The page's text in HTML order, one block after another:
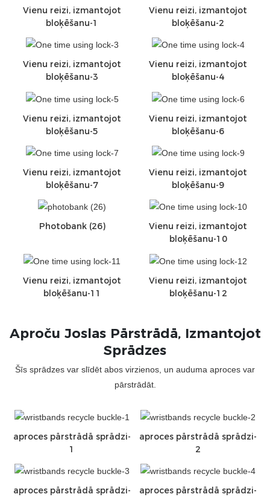
Vienu reizi, izmantojot
bloķēšanu-1
Vienu reizi, izmantojot
bloķēšanu-2
Vienu reizi, izmantojot
bloķēšanu-3
Vienu reizi, izmantojot
bloķēšanu-4
Vienu reizi, izmantojot
bloķēšanu-5
Vienu reizi, izmantojot
bloķēšanu-6
Vienu reizi, izmantojot
bloķēšanu-7
Vienu reizi, izmantojot
bloķēšanu-9
Photobank (26)
Vienu reizi, izmantojot
bloķēšanu-10
Vienu reizi, izmantojot
bloķēšanu-11
Vienu reizi, izmantojot
bloķēšanu-12
Aproču Joslas Pārstrādā, Izmantojot
Sprādzes
Šīs sprādzes var slīdēt abos virzienos, un auduma aproces var
pārstrādāt.
aproces pārstrādā sprādzi-
1
aproces pārstrādā sprādzi-
2
aproces pārstrādā sprādzi-
aproces pārstrādā sprādzi-